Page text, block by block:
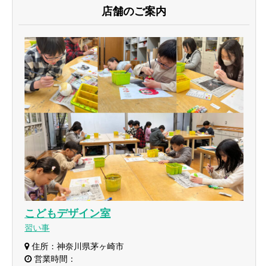
店舗のご案内
こどもデザイン室
習い事
住所：神奈川県茅ヶ崎市
営業時間：